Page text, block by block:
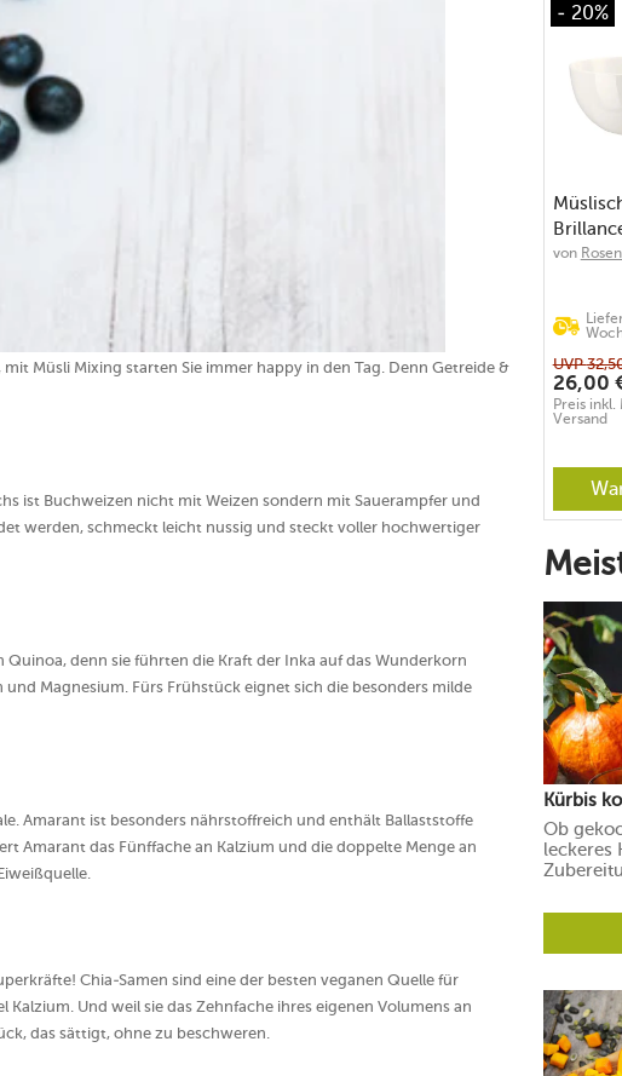
Müsli Mixing starten Sie immer happy in den Tag. Denn Getreide &
ist Buchweizen nicht mit Weizen sondern mit Sauerampfer und
werden, schmeckt leicht nussig und steckt voller hochwertiger
denn sie führten die Kraft der Inka auf das Wunderkorn
Magnesium. Fürs Frühstück eignet sich die besonders milde
Amarant ist besonders nährstoffreich und enthält Ballaststoffe
Amarant das Fünffache an Kalzium und die doppelte Menge an
Chia-Samen sind eine der besten veganen Quelle für
Und weil sie das Zehnfache ihres eigenen Volumens an
das sättigt, ohne zu beschweren.
- 20%
von
UVP
26,00
Preis inkl.
Versand
Kürbis
Ob
leckeres